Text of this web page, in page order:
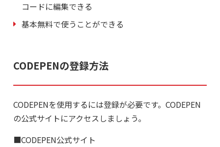
コードに編集できる
基本無料で使うことができる
CODEPENの登録方法
CODEPENを使用するには登録が必要です。CODEPEN
の公式サイトにアクセスしましょう。
■CODEPEN公式サイト